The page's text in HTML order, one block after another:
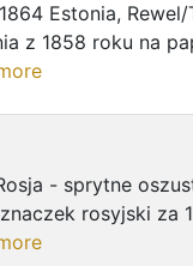
Estonia,
z 1858 roku na
- sprytne
rosyjski za